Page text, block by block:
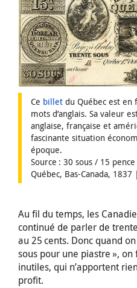
Ce billet du Québec est en
mots d’anglais. Sa valeur
anglaise, française et
fascinante situation
époque.
Source : 30 sous / 15
Québec, Bas-Canada,
Au fil du temps, les
continué de parler de
au 25 cents. Donc quand
sous pour une piastre »,
inutiles, qui n’apportent
profit.